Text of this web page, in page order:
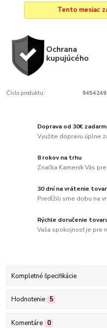
Tento mesiac
Ochrana
kupujúcého
Číslo produktu:
Doprava od 30€
Využite dopravu úplne
8 rokov na trhu
Značka Kameník Vás
30 dní na vrátenie
Predĺžili sme dobu na
Rýchle doručenie
Vaša spokojnosť je pre
Kompletné špecifikácie
Hodnotenie 5
Komentáre 0